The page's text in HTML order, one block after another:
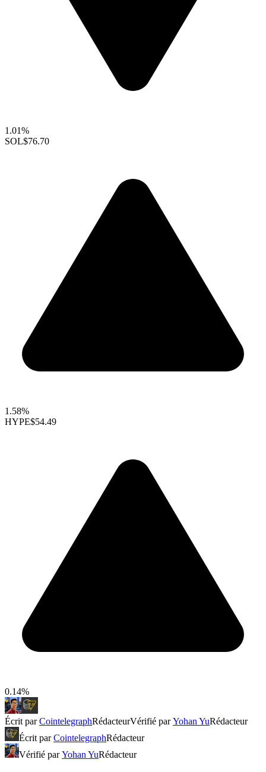
1.01%
SOL$76.70
1.58%
HYPE$54.49
0.14%
Écrit parCointelegraphRédacteurVérifié parYohan YuRédacteur
Écrit parCointelegraphRédacteur
Vérifié parYohan YuRédacteur